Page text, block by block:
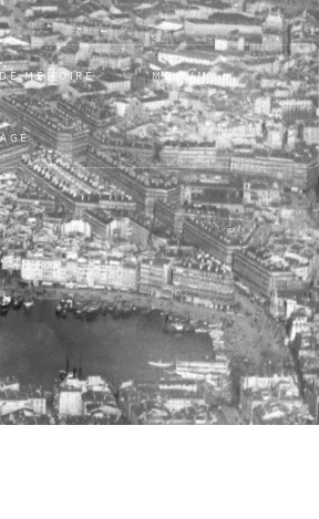
MÉMOIRE MONUM